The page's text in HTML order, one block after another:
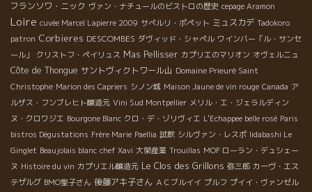
フランソワ・ニック ヴァン・ナチュールのビストロの歴史 cepage Aramon
Loire cuvée Marcel Lapierre 2009 サぺルリ・ポペット ミュスカデ Tadokoro
patron Corbieres DESCOMBES ダヴィッド・シャペル ワインバー「ル・サンセ
ール」
クリストフ・ペイリュス Mas Pellisser カプリエのマリオン オヴェルニュ
Côte de Thongue サントヴィクトワール山 Domaine Prieuré Saint
Christophe Marion des Capriers シノン城 Maison Jaune de vin rouge Canada ア
ルザス・フンブレヒト醸造元 Vini Sud Montpellier メリル・エ・ジェラルディン
ヌ・クロワジエ Bourgone Blanc クロ・デ・ゾリヴィエ L'Echappee belle rosé Paris
bistros Dégustations Frère Marie Paellia 試飲 シルヴァン・レスポ Iidabashi Le
Ginglet Beaujolais blanc chef Xavi 大榮産業 Trouillas MOF ローラン・デュシェー
ヌ Histoire du vin カプリエル醸造元 Le Clos des Grillons 弥三郎 カーヴ・エス
テザルグ BMO聖子さん 後藤アキ子さん ＡＣブルイイ プルフ プイイ・ヴァンゼル